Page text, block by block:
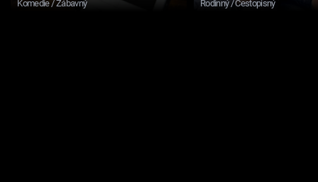
Komedie / Zábavný Rodinný / Cestopisný